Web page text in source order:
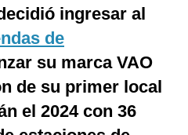
ingresar al
de
su marca VAO
de su primer local
el 2024 con 36